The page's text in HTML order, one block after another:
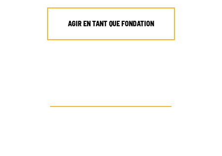
AGIR EN TANT QUE FONDATION